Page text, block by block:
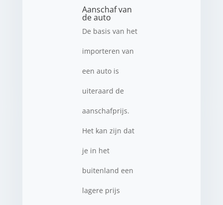
Aanschaf van
de auto
De basis van het
importeren van
een auto is
uiteraard de
aanschafprijs.
Het kan zijn dat
je in het
buitenland een
lagere prijs